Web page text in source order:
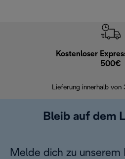
Kostenloser
500€
Lieferung innerhalb
Bleib auf dem
Melde dich zu